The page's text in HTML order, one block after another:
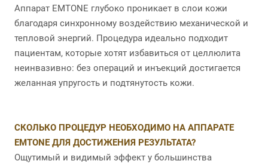
Аппарат EMTONE глубоко проникает в слои кожи
благодаря синхронному воздействию механической и
тепловой энергий. Процедура идеально подходит
пациентам, которые хотят избавиться от целлюлита
неинвазивно: без операций и инъекций достигается
желанная упругость и подтянутость кожи.
СКОЛЬКО ПРОЦЕДУР НЕОБХОДИМО НА АППАРАТЕ
EMTONE ДЛЯ ДОСТИЖЕНИЯ РЕЗУЛЬТАТА?
Ощутимый и видимый эффект у большинства